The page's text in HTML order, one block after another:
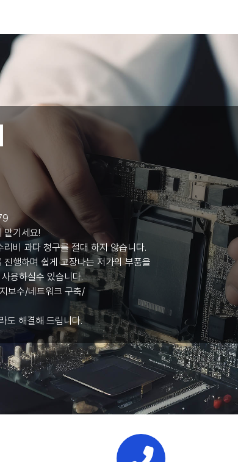
맡기세요!
비 과다 청구를 절대 하지 않습니다.
행하며 쉽게 고장나는 저가의 부품을
용하실수 있습니다.
보수/네트워크 구축/
도 해결해 드립니다.